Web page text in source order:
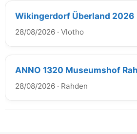
Wikingerdorf Überland 2026
28/08/2026 · Vlotho
ANNO 1320 Museumshof
28/08/2026 · Rahden